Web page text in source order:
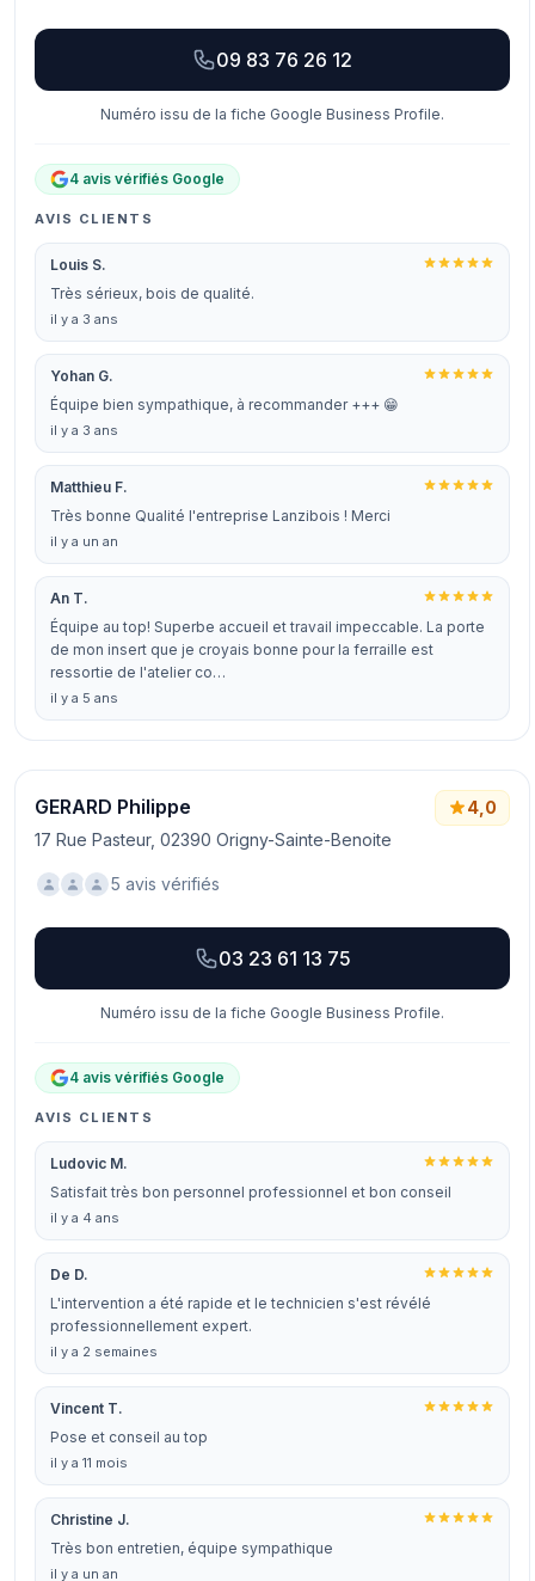
09 83 76 26 12
Numéro issu de la fiche Google Business Profile.
4 avis vérifiés Google
AVIS CLIENTS
Louis S.
Très sérieux, bois de qualité.
il y a 3 ans
Yohan G.
Équipe bien sympathique, à recommander +++ 😁
il y a 3 ans
Matthieu F.
Très bonne Qualité l'entreprise Lanzibois ! Merci
il y a un an
An T.
Équipe au top! Superbe accueil et travail impeccable. La porte
de mon insert que je croyais bonne pour la ferraille est
ressortie de l'atelier co…
il y a 5 ans
GERARD Philippe
17 Rue Pasteur, 02390 Origny-Sainte-Benoite
4,0
5 avis vérifiés
03 23 61 13 75
Numéro issu de la fiche Google Business Profile.
4 avis vérifiés Google
AVIS CLIENTS
Ludovic M.
Satisfait très bon personnel professionnel et bon conseil
il y a 4 ans
De D.
L'intervention a été rapide et le technicien s'est révélé
professionnellement expert.
il y a 2 semaines
Vincent T.
Pose et conseil au top
il y a 11 mois
Christine J.
Très bon entretien, équipe sympathique
il y a un an